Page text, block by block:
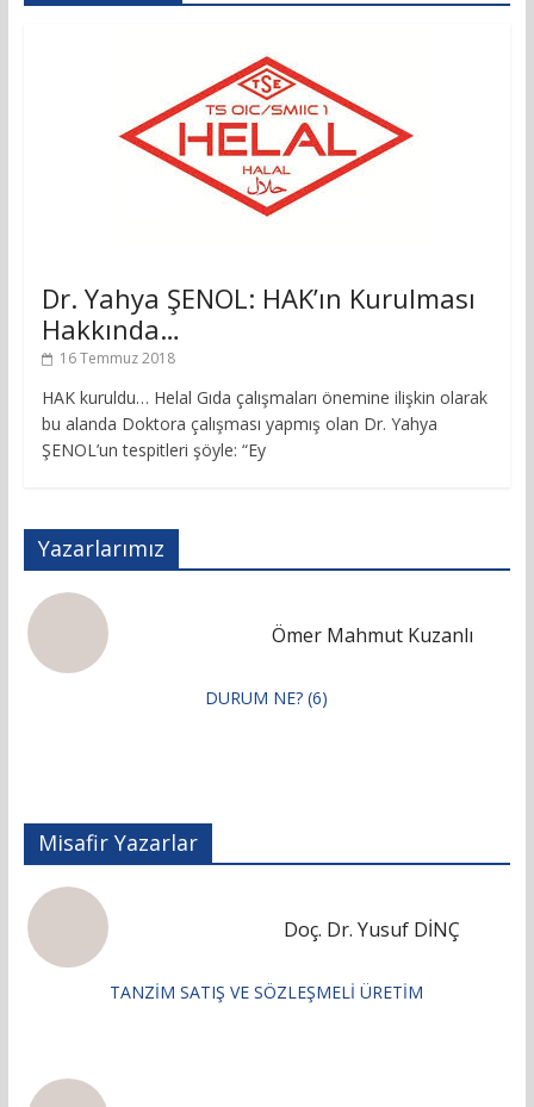
Dr. Yahya ŞENOL: HAK’ın Kurulması
Hakkında…
16 Temmuz 2018
HAK kuruldu… Helal Gıda çalışmaları önemine ilişkin olarak
bu alanda Doktora çalışması yapmış olan Dr. Yahya
ŞENOL’un tespitleri şöyle: “Ey
Yazarlarımız
Ömer Mahmut Kuzanlı
DURUM NE? (6)
Misafir Yazarlar
Doç. Dr. Yusuf DİNÇ
TANZİM SATIŞ VE SÖZLEŞMELİ ÜRETİM